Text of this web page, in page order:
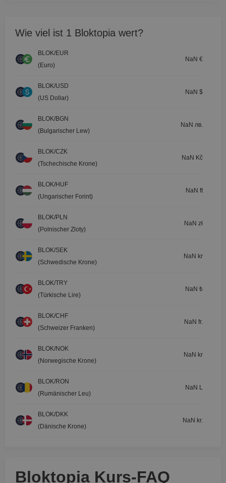
Wie viel ist 1 Bloktopia wert?
BLOK/EUR
(Euro)
NaN €
BLOK/USD
(US Dollar)
NaN $
BLOK/BGN
(Bulgarischer Lew)
NaN лв.
BLOK/CZK
(Tschechische Krone)
NaN Kč
BLOK/HUF
(Ungarischer Forint)
NaN ft
BLOK/PLN
(Polnischer Zloty)
NaN zł
BLOK/SEK
(Schwedische Krone)
NaN kr
BLOK/TRY
(Türkische Lire)
NaN ₺
BLOK/CHF
(Schweizer Franken)
NaN fr.
BLOK/NOK
(Norwegische Krone)
NaN kr
BLOK/RON
(Rumänischer Leu)
NaN L
BLOK/DKK
(Dänische Krone)
NaN kr.
Bloktopia Kurs-FAQ